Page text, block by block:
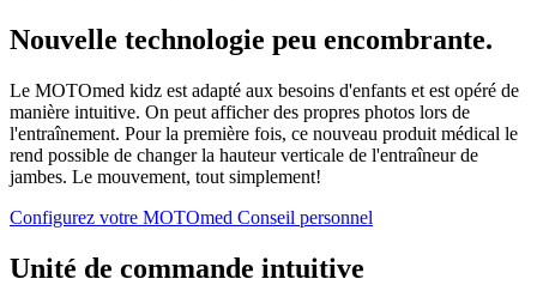
Nouvelle technologie peu encombrante.
Le MOTOmed kidz est adapté aux besoins d'enfants et est opéré de
manière intuitive. On peut afficher des propres photos lors de
l'entraînement. Pour la première fois, ce nouveau produit médical le
rend possible de changer la hauteur verticale de l'entraîneur de
jambes. Le mouvement, tout simplement!
Configurez votre MOTOmed Conseil personnel
Unité de commande intuitive